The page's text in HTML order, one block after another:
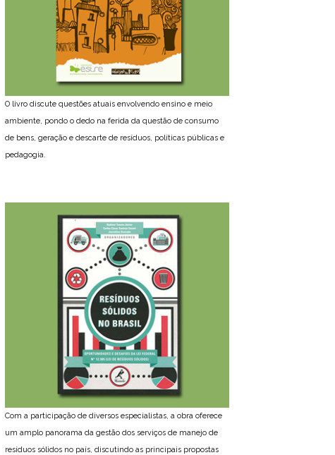
O livro discute questões atuais envolvendo ensino e meio
ambiente, pondo o dedo na ferida da questão de consumo
de bens, geração e descarte de resíduos, políticas públicas e
pedagogia.
Com a participação de diversos especialistas, a obra oferece
um amplo panorama da gestão dos serviços de manejo de
resíduos sólidos no país, discutindo as principais propostas